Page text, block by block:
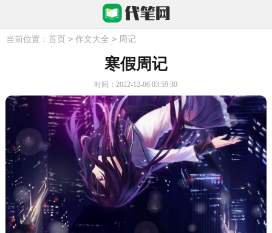
当前位置： 首页 > 作文大全 > 周记
寒假周记
时间：2022-12-06 03:59:30